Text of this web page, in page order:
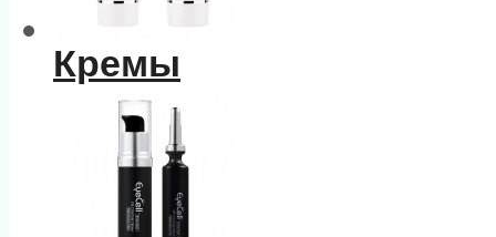
Кремы